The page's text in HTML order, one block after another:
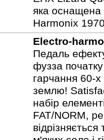
на JHS Show
EHX, який ми
EHX Lizard
яка оснащена
Harmonix
Electro-
Педаль
фузза
гарчання 60-
землю!
набір